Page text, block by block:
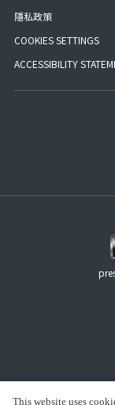
隱私政策
COOKIES SETTINGS
ACCESSIBILITY
This website uses